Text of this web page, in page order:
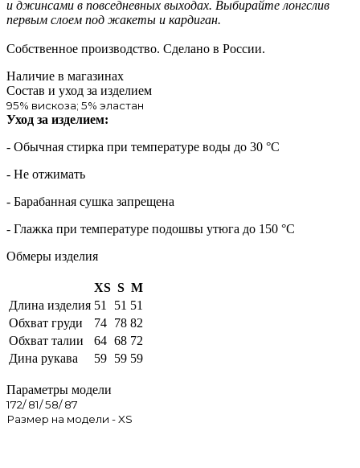
и джинсами в повседневных выходах. Выбирайте лонгслив
первым слоем под жакеты и кардиган.
Собственное производство. Сделано в России.
Наличие в магазинах
Состав и уход за изделием
95% вискоза; 5% эластан
Уход за изделием:
- Обычная стирка при температуре воды до 30 °C
- Не отжимать
- Барабанная сушка запрещена
- Глажка при температуре подошвы утюга до 150 °C
Обмеры изделия
XS S M
Длина изделия 51 51 51
Обхват груди
74 78 82
Обхват талии
64 68 72
Дина рукава
59 59 59
Параметры модели
172/ 81/ 58/ 87
Размер на модели - XS